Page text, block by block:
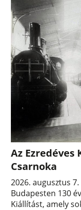
Az Ezredéves
Csarnoka
2026. augusztus 7.
Budapesten 130
Kiállítást, amely